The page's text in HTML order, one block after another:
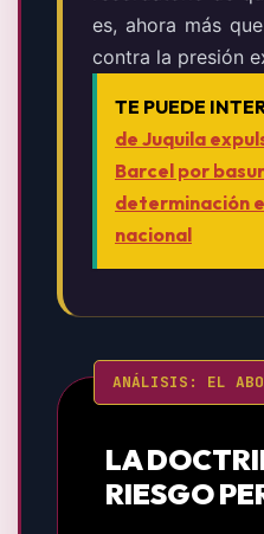
es, ahora más
contra la presión
TE PUEDE
de Juquila
Barcel por
determinación
nacional
ANÁLISIS: EL
LA
RIESGO